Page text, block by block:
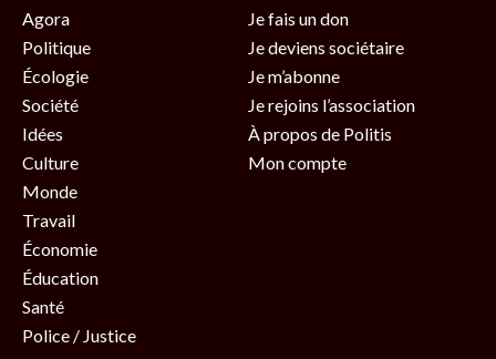
Agora
Politique
Écologie
Société
Idées
Culture
Monde
Travail
Économie
Éducation
Santé
Police / Justice
Je fais un don
Je deviens sociétaire
Je m’abonne
Je rejoins l’association
À propos de Politis
Mon compte